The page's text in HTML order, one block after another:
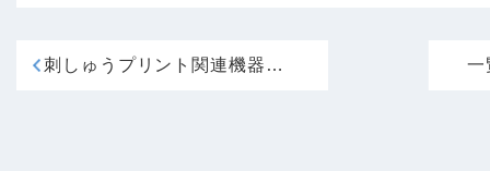
刺しゅうプリント関連機器展2019 出展 一